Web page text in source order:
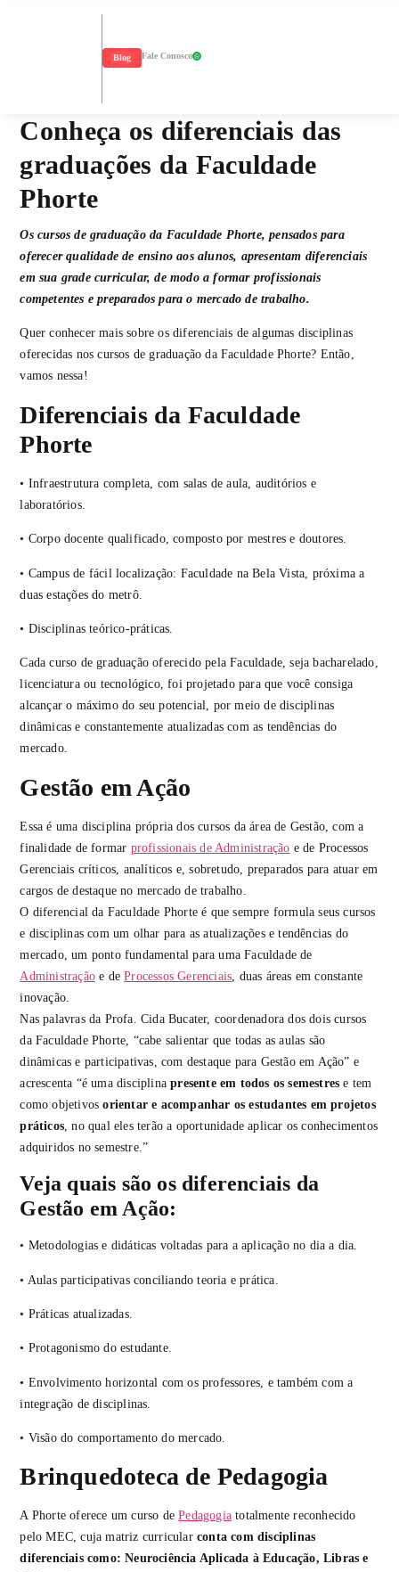
Blog Fale Conosco
Conheça os diferenciais das
graduações da Faculdade
Phorte
Os cursos de graduação da Faculdade Phorte, pensados para
oferecer qualidade de ensino aos alunos, apresentam diferenciais
em sua grade curricular, de modo a formar profissionais
competentes e preparados para o mercado de trabalho.
Quer conhecer mais sobre os diferenciais de algumas disciplinas
oferecidas nos cursos de graduação da Faculdade Phorte? Então,
vamos nessa!
Diferenciais da Faculdade
Phorte
• Infraestrutura completa, com salas de aula, auditórios e
laboratórios.
• Corpo docente qualificado, composto por mestres e doutores.
• Campus de fácil localização: Faculdade na Bela Vista, próxima a
duas estações do metrô.
• Disciplinas teórico-práticas.
Cada curso de graduação oferecido pela Faculdade, seja bacharelado,
licenciatura ou tecnológico, foi projetado para que você consiga
alcançar o máximo do seu potencial, por meio de disciplinas
dinâmicas e constantemente atualizadas com as tendências do
mercado.
Gestão em Ação
Essa é uma disciplina própria dos cursos da área de Gestão, com a
finalidade de formar profissionais de Administração e de Processos
Gerenciais críticos, analíticos e, sobretudo, preparados para atuar em
cargos de destaque no mercado de trabalho.
O diferencial da Faculdade Phorte é que sempre formula seus cursos
e disciplinas com um olhar para as atualizações e tendências do
mercado, um ponto fundamental para uma Faculdade de
Administração e deProcessos Gerenciais , duas áreas em constante
inovação.
Nas palavras da Profa. Cida Bucater, coordenadora dos dois cursos
da Faculdade Phorte, “cabe salientar que todas as aulas são
dinâmicas e participativas, com destaque para Gestão em Ação” e
acrescenta “é uma disciplinapresente em todos os semestres e tem
como objetivosorientar e acompanhar os estudantes em projetos
práticos , no qual eles terão a oportunidade aplicar os conhecimentos
adquiridos no semestre.”
Veja quais são os diferenciais da
Gestão em Ação:
• Metodologias e didáticas voltadas para a aplicação no dia a dia.
• Aulas participativas conciliando teoria e prática.
• Práticas atualizadas.
• Protagonismo do estudante.
• Envolvimento horizontal com os professores, e também com a
integração de disciplinas.
• Visão do comportamento do mercado.
Brinquedoteca de Pedagogia
A Phorte oferece um curso dePedagogia totalmente reconhecido
pelo MEC, cuja matriz curricularconta com disciplinas
diferenciais como: Neurociência Aplicada à Educação, Libras e